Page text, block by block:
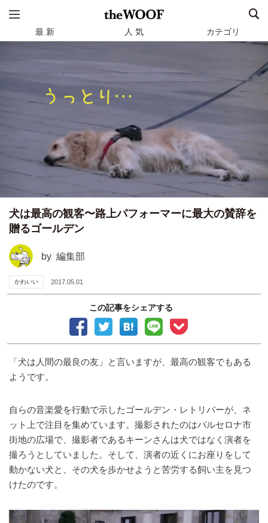
最 新 人 気 カテゴリ
犬は最高の観客〜路上パフォーマーに最大の賛辞を
贈るゴールデン
by 編集部
かわいい 2017.05.01
この記事をシェアする
「犬は人間の最良の友」と言いますが、最高の観客でもある
ようです。
自らの音楽愛を行動で示したゴールデン・レトリバーが、ネ
ット上で注目を集めています。撮影されたのはバルセロナ市
街地の広場で、撮影者であるキーンさんは犬ではなく演者を
撮ろうとしていました。そして、演者の近くにお座りをして
動かない犬と、その犬を歩かせようと苦労する飼い主を見つ
けたのです。